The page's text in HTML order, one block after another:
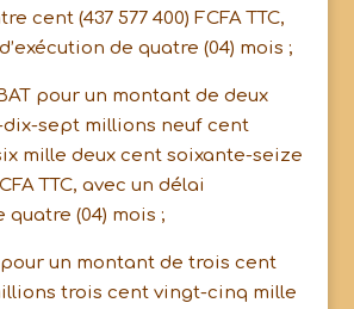
cent (437 577 400) FCFA TTC,
de quatre (04) mois ;
pour un montant de deux
sept millions neuf cent
mille deux cent soixante-seize
TTC, avec un délai
quatre (04) mois ;
pour un montant de trois cent
trois cent vingt-cinq mille